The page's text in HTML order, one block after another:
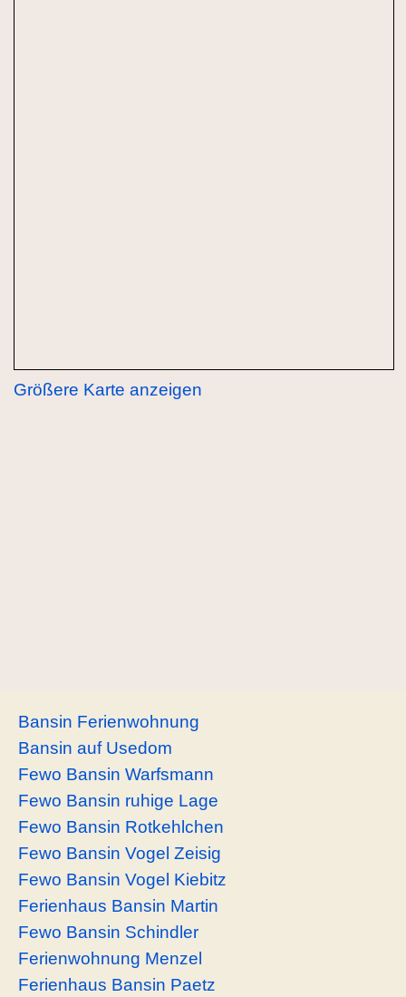
Größere Karte anzeigen
Bansin Ferienwohnung
Bansin auf Usedom
Fewo Bansin Warfsmann
Fewo Bansin ruhige Lage
Fewo Bansin Rotkehlchen
Fewo Bansin Vogel Zeisig
Fewo Bansin Vogel Kiebitz
Ferienhaus Bansin Martin
Fewo Bansin Schindler
Ferienwohnung Menzel
Ferienhaus Bansin Paetz